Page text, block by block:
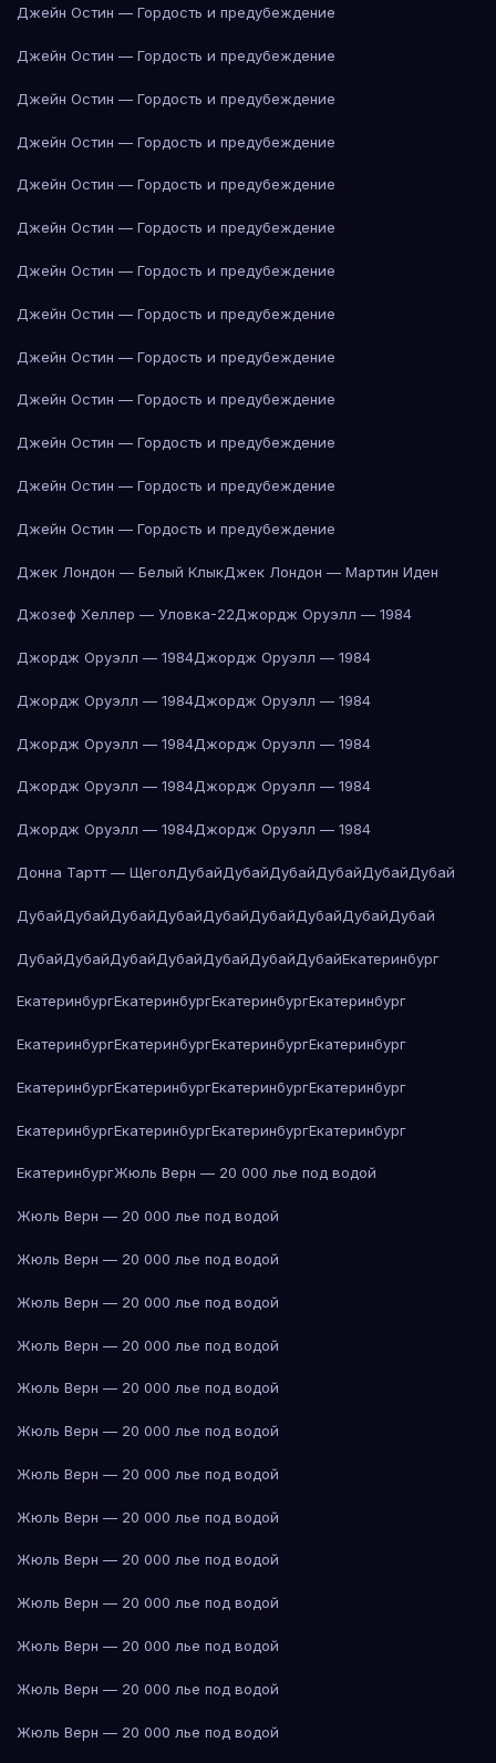
Джейн Остин — Гордость и предубеждение
Джейн Остин — Гордость и предубеждение
Джейн Остин — Гордость и предубеждение
Джейн Остин — Гордость и предубеждение
Джейн Остин — Гордость и предубеждение
Джейн Остин — Гордость и предубеждение
Джейн Остин — Гордость и предубеждение
Джейн Остин — Гордость и предубеждение
Джейн Остин — Гордость и предубеждение
Джейн Остин — Гордость и предубеждение
Джейн Остин — Гордость и предубеждение
Джейн Остин — Гордость и предубеждение
Джейн Остин — Гордость и предубеждение
Джек Лондон — Белый КлыкДжек Лондон — Мартин Иден
Джозеф Хеллер — Уловка-22Джордж Оруэлл — 1984
Джордж Оруэлл — 1984Джордж Оруэлл — 1984
Джордж Оруэлл — 1984Джордж Оруэлл — 1984
Джордж Оруэлл — 1984Джордж Оруэлл — 1984
Джордж Оруэлл — 1984Джордж Оруэлл — 1984
Джордж Оруэлл — 1984Джордж Оруэлл — 1984
Донна Тартт — ЩеголДубайДубайДубайДубайДубайДубай
ДубайДубайДубайДубайДубайДубайДубайДубайДубай
ДубайДубайДубайДубайДубайДубайДубайЕкатеринбург
ЕкатеринбургЕкатеринбургЕкатеринбургЕкатеринбург
ЕкатеринбургЕкатеринбургЕкатеринбургЕкатеринбург
ЕкатеринбургЕкатеринбургЕкатеринбургЕкатеринбург
ЕкатеринбургЕкатеринбургЕкатеринбургЕкатеринбург
ЕкатеринбургЖюль Верн — 20 000 лье под водой
Жюль Верн — 20 000 лье под водой
Жюль Верн — 20 000 лье под водой
Жюль Верн — 20 000 лье под водой
Жюль Верн — 20 000 лье под водой
Жюль Верн — 20 000 лье под водой
Жюль Верн — 20 000 лье под водой
Жюль Верн — 20 000 лье под водой
Жюль Верн — 20 000 лье под водой
Жюль Верн — 20 000 лье под водой
Жюль Верн — 20 000 лье под водой
Жюль Верн — 20 000 лье под водой
Жюль Верн — 20 000 лье под водой
Жюль Верн — 20 000 лье под водой